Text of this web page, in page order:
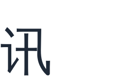
讯